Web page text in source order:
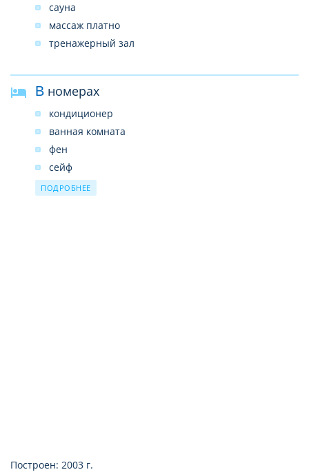
сауна
массаж платно
тренажерный зал
В номерах
кондиционер
ванная комната
фен
сейф
телефон
ПОДРОБНЕЕ
Построен: 2003 г.